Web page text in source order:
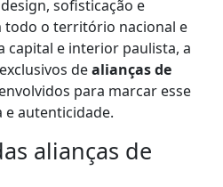
sofisticação e
todo o território nacional e
capital e interior paulista, a
dealianças de
para marcar esse
e autenticidade.
alianças de